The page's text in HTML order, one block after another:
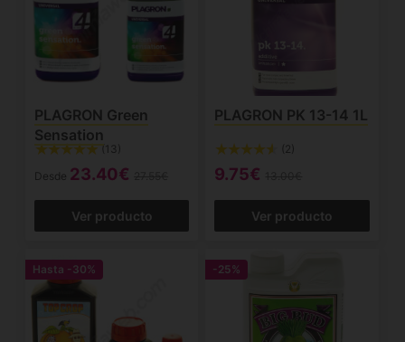
PLAGRON Green
Sensation
(13)
Desde 23.40€
Ver producto
PLAGRON PK 13-14 1L
(2)
9.75€
Ver producto
Hasta -30% -25%